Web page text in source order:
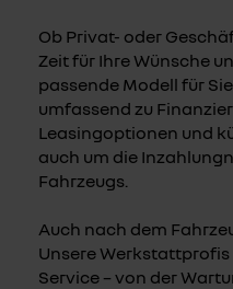
Ob Privat- oder
Zeit für Ihre Wünsche
passende Modell für
umfassend zu
Leasingoptionen und
auch um die
Fahrzeugs.
Auch nach dem
Unsere
Service – von der